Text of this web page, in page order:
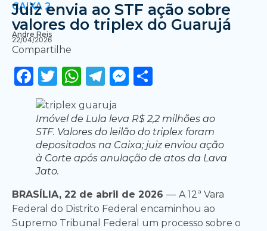
CAIXA 2
Juiz envia ao STF ação sobre
valores do triplex do Guarujá
Andre Reis
22/04/2026
Compartilhe
Facebook
Twitter
WhatsApp
Telegram
Messenger
Imóvel de Lula leva R$ 2,2 milhões ao
STF. Valores do leilão do triplex foram
depositados na Caixa; juiz enviou ação
à Corte após anulação de atos da Lava
Jato.
BRASÍLIA, 22 de abril de 2026 — A 12ª Vara
Federal do Distrito Federal encaminhou ao
Supremo Tribunal Federal um processo sobre o